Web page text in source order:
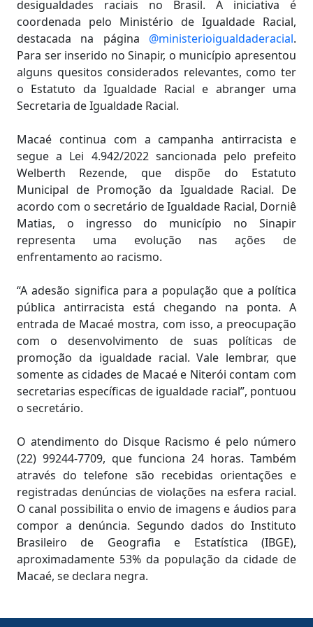
desigualdades raciais no Brasil. A iniciativa é
coordenada pelo Ministério de Igualdade Racial,
destacada na página @ministerioigualdaderacial.
Para ser inserido no Sinapir, o município apresentou
alguns quesitos considerados relevantes, como ter
o Estatuto da Igualdade Racial e abranger uma
Secretaria de Igualdade Racial.
Macaé continua com a campanha antirracista e
segue a Lei 4.942/2022 sancionada pelo prefeito
Welberth Rezende, que dispõe do Estatuto
Municipal de Promoção da Igualdade Racial. De
acordo com o secretário de Igualdade Racial, Dorniê
Matias, o ingresso do município no Sinapir
representa uma evolução nas ações de
enfrentamento ao racismo.
“A adesão significa para a população que a política
pública antirracista está chegando na ponta. A
entrada de Macaé mostra, com isso, a preocupação
com o desenvolvimento de suas políticas de
promoção da igualdade racial. Vale lembrar, que
somente as cidades de Macaé e Niterói contam com
secretarias específicas de igualdade racial”, pontuou
o secretário.
O atendimento do Disque Racismo é pelo número
(22) 99244-7709, que funciona 24 horas. Também
através do telefone são recebidas orientações e
registradas denúncias de violações na esfera racial.
O canal possibilita o envio de imagens e áudios para
compor a denúncia. Segundo dados do Instituto
Brasileiro de Geografia e Estatística (IBGE),
aproximadamente 53% da população da cidade de
Macaé, se declara negra.